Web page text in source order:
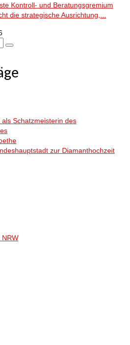
Kontroll- und Beratungsgremium
die strategische Ausrichtung,...
Schatzmeisterin des
zur Diamanthochzeit
NRW